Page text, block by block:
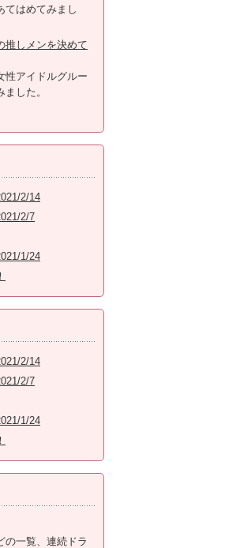
てはめてみまし
推しメンを決めて
性アイドルグルー
した。
2/14
2/7
1/24
2/14
2/7
1/24
の一覧、連続ドラ